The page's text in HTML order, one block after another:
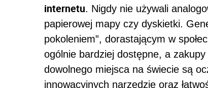
internetu. Nigdy nie używali
papierowej mapy czy dyskietki.
pokoleniem”, dorastającym w
ogólnie bardziej dostępne, a
dowolnego miejsca na świecie są
innowacyjnych narzędzie oraz